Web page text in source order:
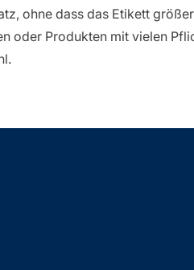
ohne dass das Etikett
oder Produkten mit vielen